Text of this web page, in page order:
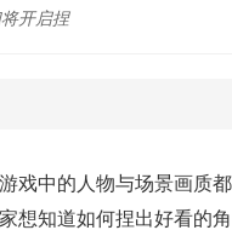
开启捏
戏中的人物与场景画质
想知道如何捏出好看的